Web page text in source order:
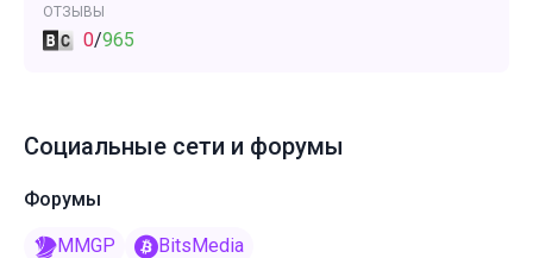
ОТЗЫВЫ
0/965
Социальные сети и форумы
Форумы
MMGP BitsMedia